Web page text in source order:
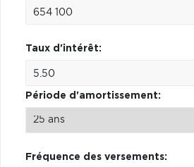
Taux d'intérêt:
Période d'amortissement:
Fréquence des versements: